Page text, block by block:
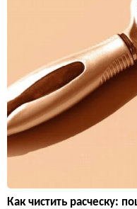
Как чистить расческу: